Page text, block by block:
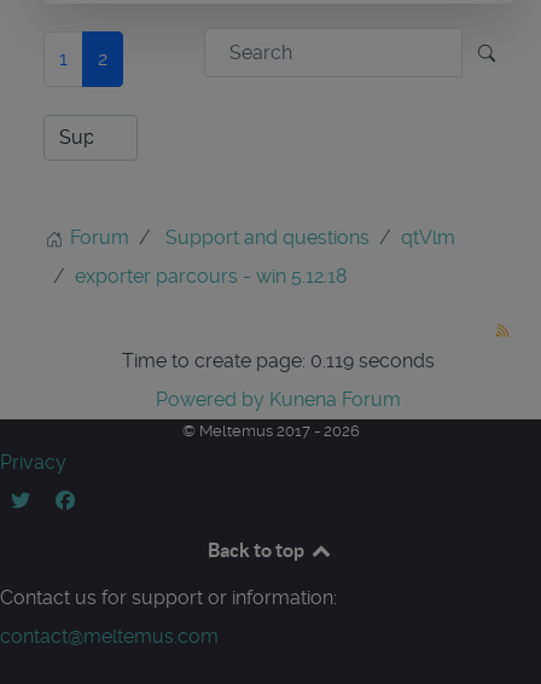
1 2
Forum Support and questions
qtVlm
exporter parcours - win 5.12.18
Time to create page: 0.119 seconds
Powered by Kunena Forum
© Meltemus 2017 - 2026
Privacy
Back to top
Contact us for support or information:
contact@meltemus.com